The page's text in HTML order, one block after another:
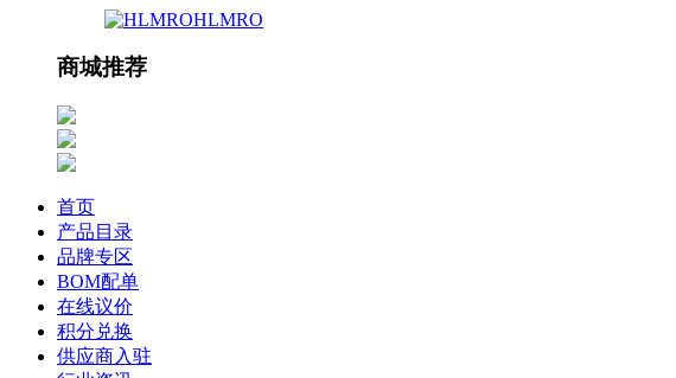
HLMRO
商城推荐
首页
产品目录
品牌专区
BOM配单
在线议价
积分兑换
供应商入驻